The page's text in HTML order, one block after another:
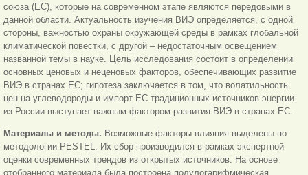
союза (ЕС), которые на современном этапе являются передовыми в
данной области. Актуальность изучения ВИЭ определяется, с одной
стороны, важностью охраны окружающей среды в рамках глобальной
климатической повестки, с другой – недостаточным освещением
названной темы в науке. Цель исследования состоит в определении
основных ценовых и неценовых факторов, обеспечивающих развитие
ВИЭ в странах ЕС; гипотеза заключается в том, что волатильность
цен на углеводороды и импорт ЕС традиционных источников энергии
из России выступает важным фактором развития ВИЭ в странах ЕС.
Материалы и методы. Возможные факторы влияния выделены по
методологии PESTEL. Их сбор производился в рамках экспертной
оценки современных трендов из открытых источников. На основе
отобранного материала была построена полулогарифмическая